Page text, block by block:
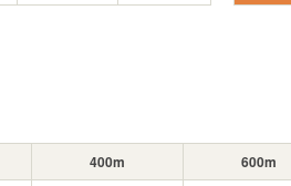
400m 600m